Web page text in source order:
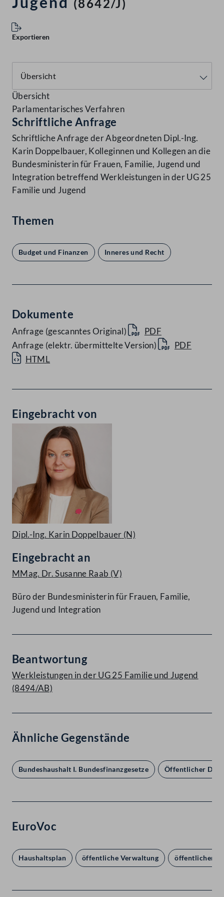
(8642/J)
Exportieren
Übersicht
Parlamentarisches Verfahren
Schriftliche Anfrage
Schriftliche Anfrage der Abgeordneten Dipl.-Ing.
Karin Doppelbauer, Kolleginnen und Kollegen an die
Bundesministerin für Frauen, Familie, Jugend und
Integration betreffend Werkleistungen in der UG 25
Familie und Jugend
Themen
Budget und Finanzen Inneres und Recht
Dokumente
Anfrage (gescanntes Original)
PDF
Anfrage (elektr. übermittelte Version)
PDF
HTML
Eingebracht von
Dipl.-Ing. Karin Doppelbauer (N)
Eingebracht an
MMag. Dr. Susanne Raab (V)
Büro der Bundesministerin für Frauen, Familie,
Jugend und Integration
Beantwortung
Werkleistungen in der UG 25 Familie und Jugend
(8494/AB)
Ähnliche Gegenstände
Bundeshaushalt I. Bundesfinanzgesetze Öffentlicher
EuroVoc
Haushaltsplan öffentliche Verwaltung öffentlicher